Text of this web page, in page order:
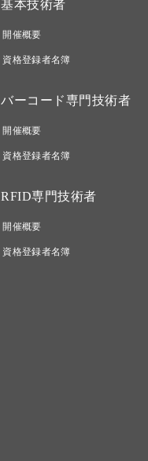
基本技術者
開催概要
資格登録者名簿
バーコード専門技術者
開催概要
資格登録者名簿
RFID専門技術者
開催概要
資格登録者名簿